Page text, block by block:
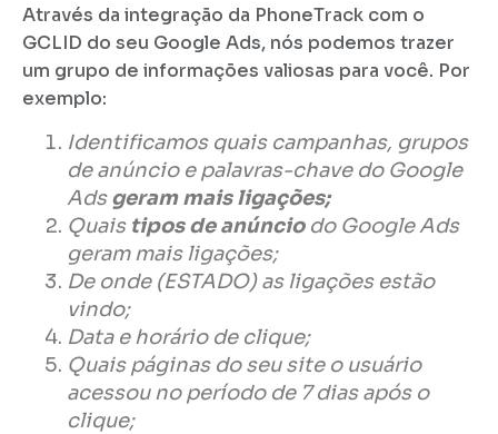
Através da integração da PhoneTrack com o
GCLID do seu Google Ads, nós podemos trazer
um grupo de informações valiosas para você. Por
exemplo:
Identificamos quais campanhas, grupos
de anúncio e palavras-chave do Google
Adsgeram mais ligações;
Quais tipos de anúnciodo Google Ads
geram mais ligações;
De onde (ESTADO) as ligações estão
vindo;
Data e horário de clique;
Quais páginas do seu site o usuário
acessou no período de 7 dias após o
clique;